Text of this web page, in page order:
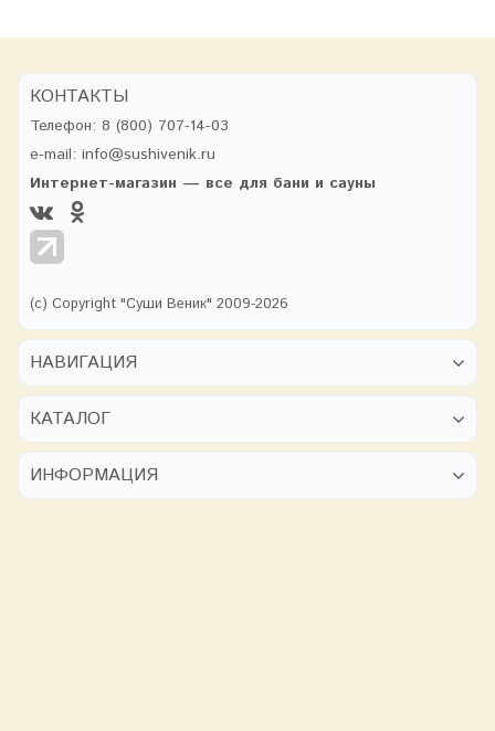
КОНТАКТЫ
Телефон: 8 (800) 707-14-03
e-mail: info@sushivenik.ru
Интернет-магазин — все для бани и сауны
(с) Copyright "Суши Веник" 2009-2026
НАВИГАЦИЯ
КАТАЛОГ
ИНФОРМАЦИЯ